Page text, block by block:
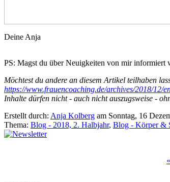
Deine Anja
PS: Magst du über Neuigkeiten von mir informiert
Möchtest du andere an diesem Artikel teilhaben
https://www.frauencoaching.de/archives/2018/12/
Inhalte dürfen nicht - auch nicht auszugsweise -
Erstellt durch: Anja Kolberg am Sonntag, 16
Thema: Blog - 2018, 2. Halbjahr, Blog - Körper &